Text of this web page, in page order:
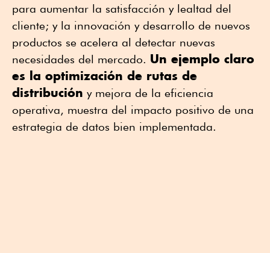
para aumentar la satisfacción y lealtad del
cliente; y la innovación y desarrollo de nuevos
productos se acelera al detectar nuevas
necesidades del mercado. Un ejemplo claro
es la optimización de rutas de
distribución y mejora de la eficiencia
operativa, muestra del impacto positivo de una
estrategia de datos bien implementada.